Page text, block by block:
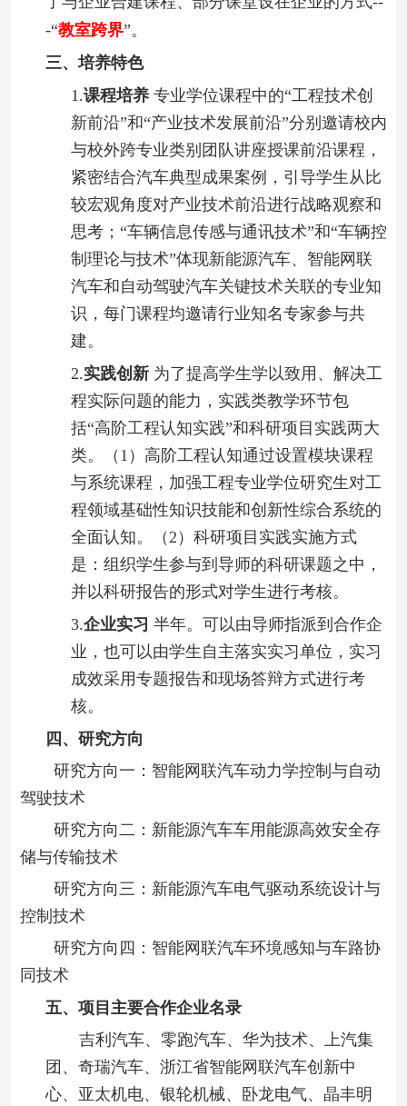
-“教室跨界”。
三、培养特色
1.课程培养 专业学位课程中的“工程技术创
新前沿”和“产业技术发展前沿”分别邀请校内
与校外跨专业类别团队讲座授课前沿课程，
紧密结合汽车典型成果案例，引导学生从比
较宏观角度对产业技术前沿进行战略观察和
思考；“车辆信息传感与通讯技术”和“车辆控
制理论与技术”体现新能源汽车、智能网联
汽车和自动驾驶汽车关键技术关联的专业知
识，每门课程均邀请行业知名专家参与共
建。
2.实践创新 为了提高学生学以致用、解决工
程实际问题的能力，实践类教学环节包
括“高阶工程认知实践”和科研项目实践两大
类。（ 1 ）高阶工程认知通过设置模块课程
与系统课程，加强工程专业学位研究生对工
程领域基础性知识技能和创新性综合系统的
全面认知。（2 ）科研项目实践实施方式
是：组织学生参与到导师的科研课题之中，
并以科研报告的形式对学生进行考核。
3.企业实习 半年。可以由导师指派到合作企
业，也可以由学生自主落实实习单位，实习
成效采用专题报告和现场答辩方式进行考
核。
四、研究方向
研究方向一：智能网联汽车动力学控制与自动
驾驶技术
研究方向二：新能源汽车车用能源高效安全存
储与传输技术
研究方向三：新能源汽车电气驱动系统设计与
控制技术
研究方向四：智能网联汽车环境感知与车路协
同技术
五、项目主要合作企业名录
吉利汽车、零跑汽车、华为技术、上汽集
团、奇瑞汽车、浙江省智能网联汽车创新中
心、亚太机电、银轮机械、卧龙电气、晶丰明